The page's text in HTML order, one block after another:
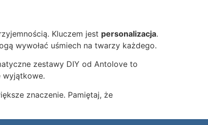
Kluczem jest personalizacja.
wywołać uśmiech na twarzy każdego.
zestawy DIY od Antolove to
wyjątkowe.
znaczenie. Pamiętaj, że